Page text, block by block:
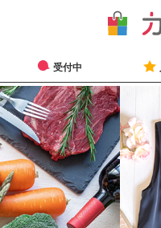
受付中